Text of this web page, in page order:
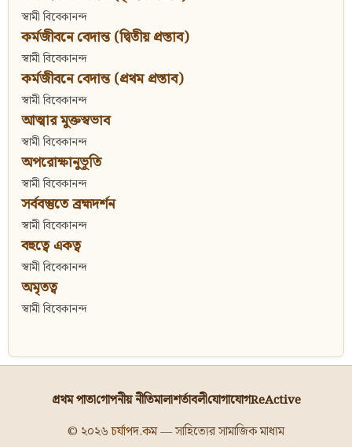
স্বামী বিবেকানন্দ
কর্মজীবনে বেদান্ত (দ্বিতীয় প্রস্তাব)
স্বামী বিবেকানন্দ
কর্মজীবনে বেদান্ত (প্রথম প্রস্তাব)
স্বামী বিবেকানন্দ
আত্মার মুক্তস্বভাব
স্বামী বিবেকানন্দ
অপরোক্ষানুভূতি
স্বামী বিবেকানন্দ
সর্ববস্তুতে ব্রহ্মদর্শন
স্বামী বিবেকানন্দ
বহুত্বে একত্ব
স্বামী বিবেকানন্দ
অমৃতত্ব
স্বামী বিবেকানন্দ
প্রথম পাতাগোপনীয় নীতিমালাশর্তাবলীযোগাযোগReActive
© ২০২৬চর্যাপদ.কম— সাহিত্যের সামাজিক মাধ্যম